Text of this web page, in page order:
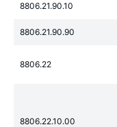
8806.21.90.10
8806.21.90.90
8806.22
8806.22.10.00